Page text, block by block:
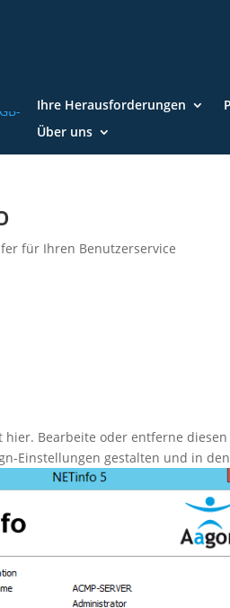
Ihre Herausforderungen
Über uns
für Ihren Benutzerservice
hier. Bearbeite oder entferne
Einstellungen gestalten und in